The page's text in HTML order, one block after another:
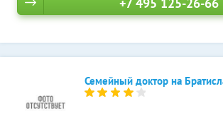
Семейный доктор на